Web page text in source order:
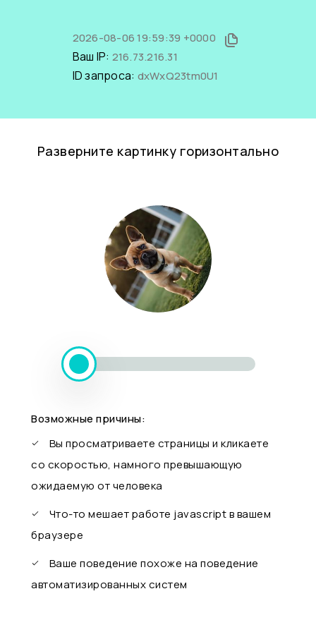
2026-08-06 19:59:39 +0000
Ваш IP: 216.73.216.31
ID запроса: dxWxQ23tm0U1
Разверните картинку горизонтально
Возможные причины:
Вы просматриваете страницы и кликаете
со скоростью, намного превышающую
ожидаемую от человека
Что-то мешает работе javascript в вашем
браузере
Ваше поведение похоже на поведение
автоматизированных систем